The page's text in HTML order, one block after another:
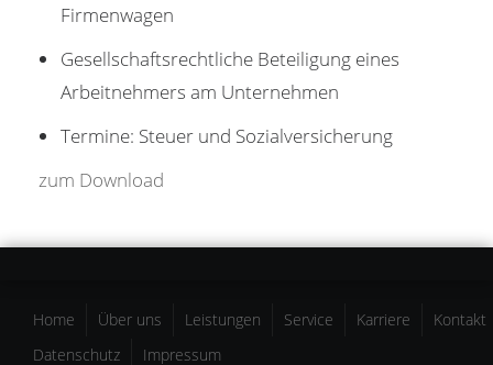
Firmenwagen
Gesellschaftsrechtliche Beteiligung eines
Arbeitnehmers am Unternehmen
Termine: Steuer und Sozialversicherung
zum Download
Home Über uns Leistungen Service Karriere
Kontakt
Datenschutz
Impressum